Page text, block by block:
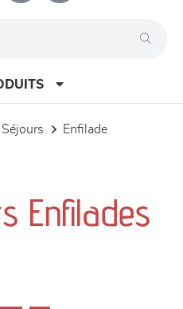
séjours
enfilade
Enfilades